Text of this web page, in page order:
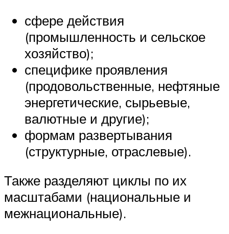
сфере действия
(промышленность и сельское
хозяйство);
специфике проявления
(продовольственные, нефтяные
энергетические, сырьевые,
валютные и другие);
формам развертывания
(структурные, отраслевые).
Также разделяют циклы по их
масштабами (национальные и
межнациональные).